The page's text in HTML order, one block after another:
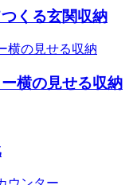
くる玄関収納
横の見せる収納